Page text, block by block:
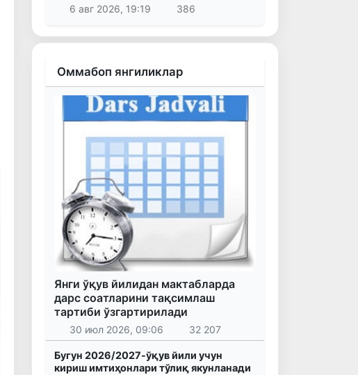
6 авг 2026, 19:19
386
Оммабоп янгиликлар
Янги ўқув йилидан мактабларда
дарс соатларини тақсимлаш
тартиби ўзгартирилади
30 июл 2026, 09:06 32 207
Бугун 2026/2027-ўқув йили учун
кириш имтиҳонлари тўлиқ якунланади